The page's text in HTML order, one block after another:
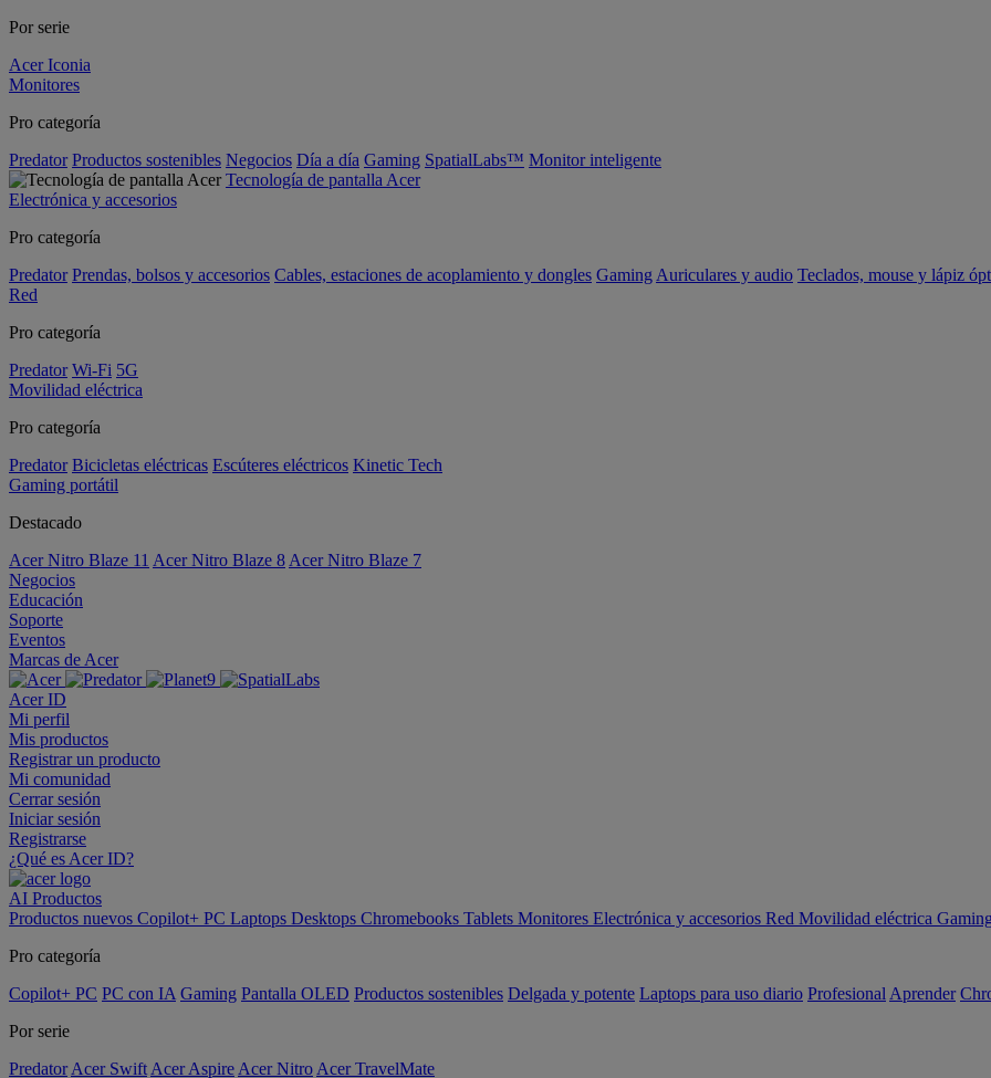
Por serie
Acer Iconia
Monitores
Pro categoría
Predator Productos sostenibles Negocios Día a día Gaming SpatialLabs™ Monitor inteligente
Tecnología de pantalla Acer
Electrónica y accesorios
Pro categoría
Predator Prendas, bolsos y accesorios Cables, estaciones de acoplamiento y dongles Gaming Auriculares y audio Teclados, mouse y lápiz
Red
Pro categoría
Predator Wi-Fi 5G
Movilidad eléctrica
Pro categoría
Predator Bicicletas eléctricas Escúteres eléctricos Kinetic Tech
Gaming portátil
Destacado
Acer Nitro Blaze 11 Acer Nitro Blaze 8 Acer Nitro Blaze 7
Negocios
Educación
Soporte
Eventos
Marcas de Acer
Acer ID
Mi perfil
Mis productos
Registrar un producto
Mi comunidad
Cerrar sesión
Iniciar sesión
Registrarse
¿Qué es Acer ID?
AI Productos
Productos nuevos Copilot+ PC Laptops Desktops Chromebooks Tablets Monitores Electrónica y accesorios Red Movilidad eléctrica
Pro categoría
Copilot+ PC PC con IA Gaming Pantalla OLED Productos sostenibles Delgada y potente Laptops para uso diario Profesional Aprender
Por serie
Predator Acer Swift Acer Aspire Acer Nitro Acer TravelMate